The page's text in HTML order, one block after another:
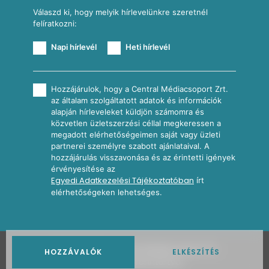
HOZZÁVALÓK ELKÉSZÍTÉS
Válaszd ki, hogy melyik hírlevelünkre szeretnél
felíratkozni:
Napi hírlevél Heti hírlevél
Hozzájárulok, hogy a Central Médiacsoport Zrt.
az általam szolgáltatott adatok és információk
alapján hírleveleket küldjön számomra és
közvetlen üzletszerzési céllal megkeressen a
megadott elérhetőségeimen saját vagy üzleti
partnerei személyre szabott ajánlataival. A
hozzájárulás visszavonása és az érintetti igények
érvényesítése az
Egyedi Adatkezelési Tájékoztatóban írt
elérhetőségeken lehetséges.
2026Nosalty · Central Médiacsoport Zrt.